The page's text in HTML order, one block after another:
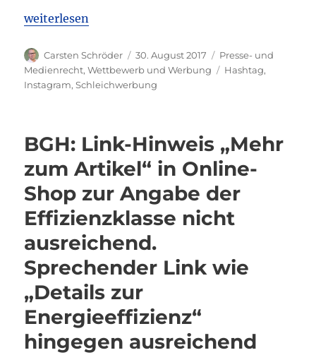
„OLG Celle: Hashtag „#ad“ für Kennzeichnung
weiterlesen
Autor
Carsten Schröder
Veröffentlicht
am
30. August 2017 Kategorien
Presse- und
Medienrecht,Wettbewerb und Werbung Schlagwörter
Hashtag,
Instagram,Schleichwerbung
BGH: Link-Hinweis „Mehr
zum Artikel“ in Online-
Shop zur Angabe der
Effizienzklasse nicht
ausreichend.
Sprechender Link wie
„Details zur
Energieeffizienz“
hingegen ausreichend